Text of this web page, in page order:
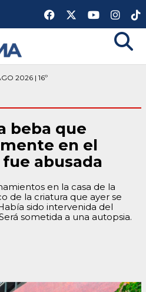
2026 | 16º
beba que
en el
abusada
en la casa de la
de la criatura que ayer se
sido intervenida del
sometida a una autopsia.